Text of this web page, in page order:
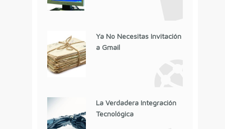
Ya No Necesitas Invitación
a Gmail
La Verdadera Integración
Tecnológica